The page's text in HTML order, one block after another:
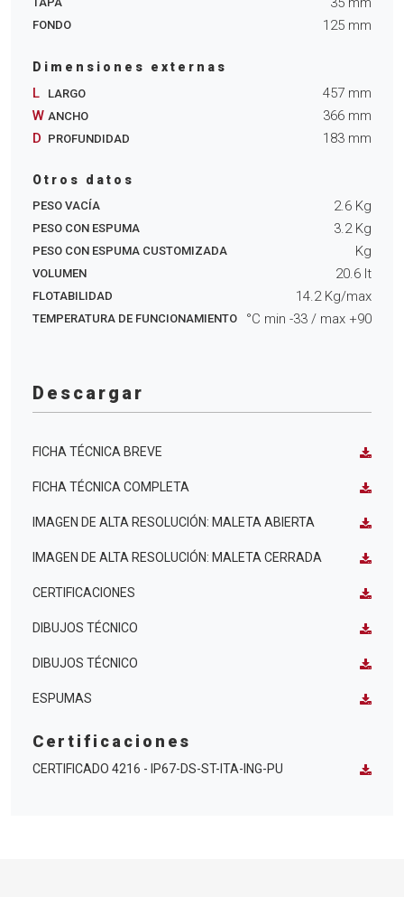
FONDO 125 mm
Dimensiones externas
L LARGO 457 mm
W ANCHO 366 mm
D PROFUNDIDAD 183 mm
Otros datos
PESO VACÍA 2.6 Kg
PESO CON ESPUMA 3.2Kg
PESO CON ESPUMA CUSTOMIZADA Kg
VOLUMEN 20.6 lt
FLOTABILIDAD 14.2Kg/max
TEMPERATURA DE FUNCIONAMIENTO °C min -33 / max +90
Descargar
FICHA TÉCNICA BREVE
FICHA TÉCNICA COMPLETA
IMAGEN DE ALTA RESOLUCIÓN: MALETA ABIERTA
IMAGEN DE ALTA RESOLUCIÓN: MALETA CERRADA
CERTIFICACIONES
DIBUJOS TÉCNICO
DIBUJOS TÉCNICO
ESPUMAS
Certificaciones
CERTIFICADO 4216 - IP67-DS-ST-ITA-ING-PU